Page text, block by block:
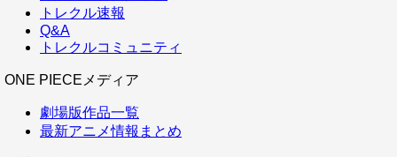
トレクル速報
Q&A
トレクルコミュニティ
ONE PIECEメディア
劇場版作品一覧
最新アニメ情報まとめ